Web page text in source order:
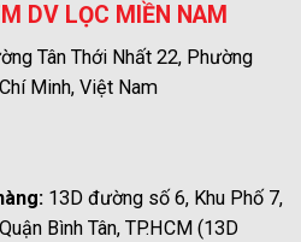
DV LỌC MIỀN NAM
Tân Thới Nhất 22, Phường
Minh, Việt Nam
13D đường số 6, Khu Phố 7,
Bình Tân, TP.HCM (13D